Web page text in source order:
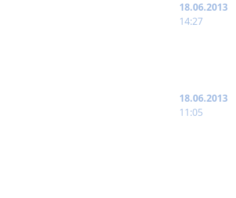
18.06.2013
14:27
18.06.2013
11:05